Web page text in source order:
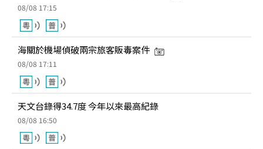
08/08 17:15
海關於機場偵破兩宗旅客販毒案件
08/08 17:11
天文台錄得34.7度 今年以來最高紀錄
08/08 16:50